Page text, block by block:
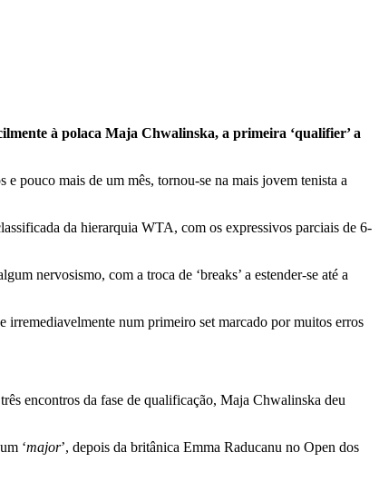
à polaca Maja Chwalinska, a primeira ‘qualifier’ a
pouco mais de um mês, tornou-se na mais jovem tenista a
da hierarquia WTA, com os expressivos parciais de 6-
nervosismo, com a troca de ‘breaks’ a estender-se até a
num primeiro set marcado por muitos erros
encontros da fase de qualificação, Maja Chwalinska deu
‘major’, depois da britânica Emma Raducanu no Open dos